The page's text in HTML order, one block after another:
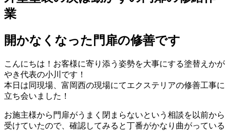
業
開かなくなった門扉の修善です
こんにちは！お客様に寄り添う姿勢を大事にする塗替えかが
やき代表の小川です！
本日は同現場、富岡西の現場にてエクステリアの修善工事に
立ち会いました！
お施主様から門扉がうまく閉まらないという相談を以前から
受けていたので、確認してみると丁番がかなり曲がっている